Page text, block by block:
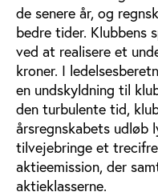
de senere år, og
bedre tider. Klubbens
ved at realisere et
kroner. I
en undskyldning til
den turbulente tid,
årsregnskabets udløb
tilvejebringe et
aktieemission, der
aktieklasserne.